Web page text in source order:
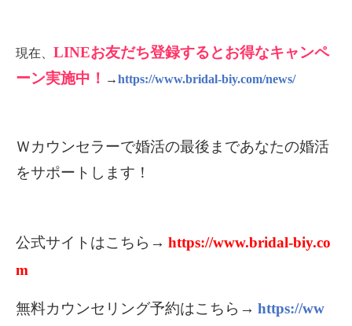
現在、 LINEお友だち登録するとお得なキャンペ
ーン実施中！ →https://www.bridal-biy.com/news/
Ｗカウンセラーで婚活の最後まであなたの婚活
をサポートします！
公式サイトはこちら → https://www.bridal-biy.co
m
無料カウンセリング予約はこちら → https://ww